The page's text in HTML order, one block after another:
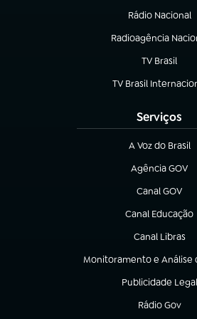
Rádio Nacional
Radioagência
(abre em nova aba)
TV Brasil
(abre em
TV Brasil
(abre em nova aba)
Serviços
A Voz do Brasil
(abre em nova
Agência GOV
(abre em nova
Canal GOV
(abre em nova
Canal Educação
(abre em nova
Canal Libras
(abre em nova
Monitoramento e Análise
(abre em nova aba)
Publicidade Legal
(abre em nova aba)
Rádio Gov
(abre em nova